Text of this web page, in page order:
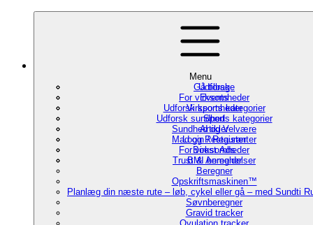
Menu
Udforsk
Events
Udforsk sports kategorier
Udforsk sundheds kategorier
Artikler
Login / Register
For virksomheder
BMI beregner
Beregner
Opskriftsmaskinen™
Planlæg din næste rute – løb, cykel eller gå – med Sundti
Søvnberegner
Gravid tracker
Gå tilbage
For virksomheder
Virksomheder
Sport
Sundhed og Velvære
Mad og Restauranter
Boost Ads
Trust & Anmeldelser